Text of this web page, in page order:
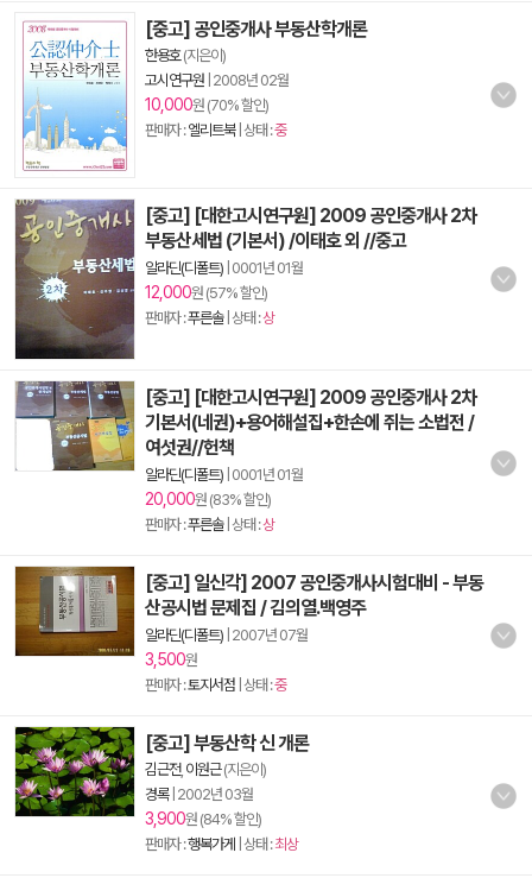
[중고] 공인중개사 부동산학개론
한용호(지은이)
고시연구원 2008년 02월
10,000원 (70% 할인)
판매자 :엘리트북| 상태 :중
[중고] [대한고시연구원] 2009 공인중개사 2차
부동산세법 (기본서) /이태호 외 //중고
알라딘(디폴트) 0001년 01월
12,000원 (57% 할인)
판매자 :푸른솔| 상태 :상
[중고] [대한고시연구원] 2009 공인중개사 2차
기본서(네권)+용어해설집+한손에 쥐는 소법전 /
여섯권//헌책
알라딘(디폴트) 0001년 01월
20,000원 (83% 할인)
판매자 :푸른솔| 상태 :상
[중고] 일신각] 2007 공인중개사시험대비 - 부동
산공시법 문제집 / 김의열.백영주
알라딘(디폴트) 2007년 07월
3,500원
판매자 :토지서점 | 상태 :중
[중고] 부동산학 신 개론
김근전, 이원근(지은이)
경록| 2002년 03월
3,900원 (84% 할인)
판매자 :행복가게 | 상태 :최상